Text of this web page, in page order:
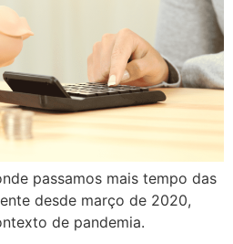
passamos mais tempo das
desde março de 2020,
de pandemia.